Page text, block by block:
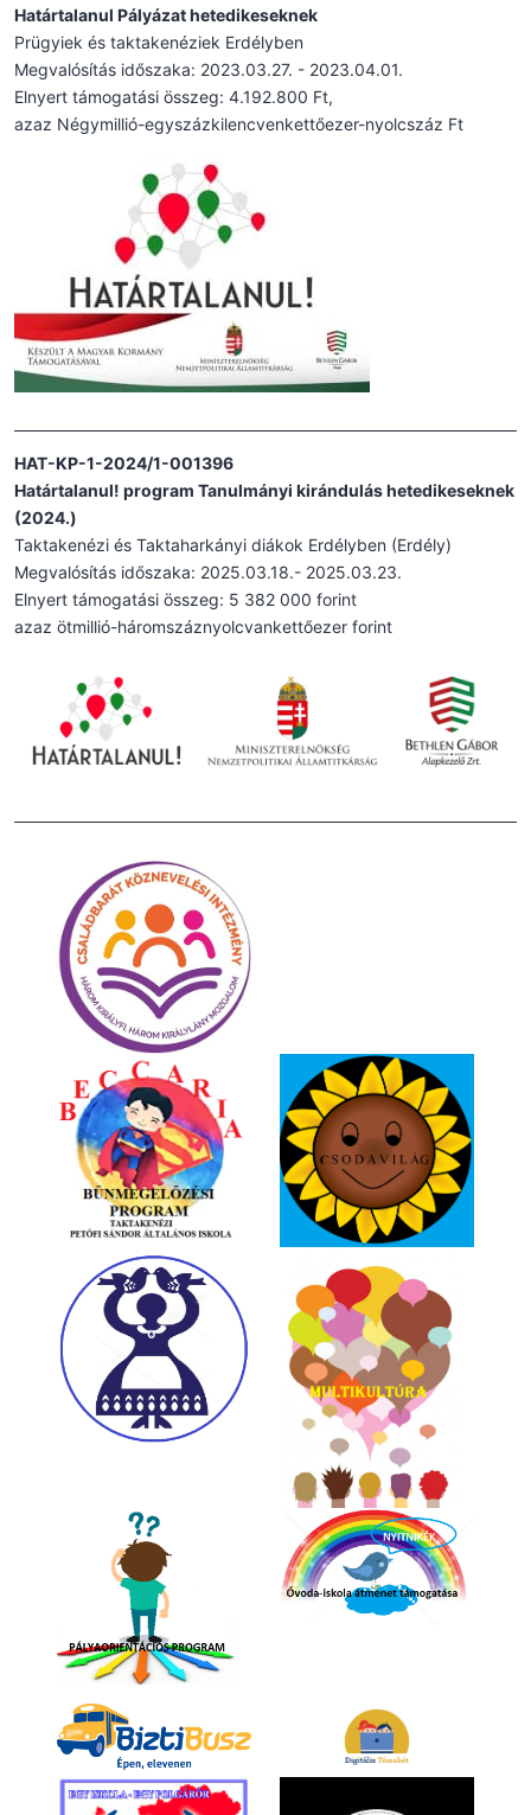
Határtalanul Pályázat hetedikeseknek
Prügyiek és taktakenéziek Erdélyben
Megvalósítás időszaka: 2023.03.27. - 2023.04.01.
Elnyert támogatási összeg: 4.192.800 Ft,
azaz Négymillió-egyszázkilencvenkettőezer-nyolcszáz Ft
HAT-KP-1-2024/1-001396
Határtalanul! program Tanulmányi kirándulás hetedikeseknek
(2024.)
Taktakenézi és Taktaharkányi diákok Erdélyben (Erdély)
Megvalósítás időszaka: 2025.03.18.- 2025.03.23.
Elnyert támogatási összeg: 5 382 000 forint
azaz ötmillió-háromszáznyolcvankettőezer forint